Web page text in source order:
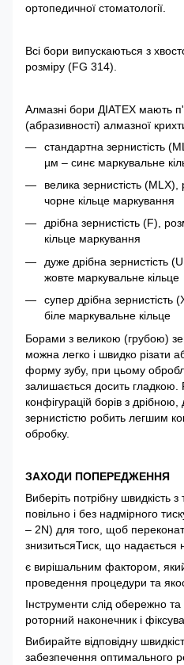
ортопедичної стоматології.
Всі бори випускаються з
розміру (FG 314).
Алмазні бори ДІАТЕХ мають
(абразивності) алмазної
стандартна зернистість
µм – синє маркувальне
велика зернистість
чорне кільце маркування
дрібна зернистість (F),
кільце маркування
дуже дрібна зернистість
жовте маркувальне кільце
супер дрібна зернистість
біле маркувальне кільце
Борами з великою (грубою)
можна легко і швидко різати
форму зубу, при цьому
залишається досить гладкою.
конфігурацій борів з
зернистістю робить легшим
обробку.
ЗАХОДИ ПОПЕРЕДЖЕННЯ
Виберіть потрібну швидкість
повільно і без надмірного
– 2N) для того, щоб
знизитьсяТиск, що надається
є вирішальним фактором,
проведення процедури та
Інструменти слід обережно
роторний наконечник і
Вибирайте відповідну
забезпечення оптимального